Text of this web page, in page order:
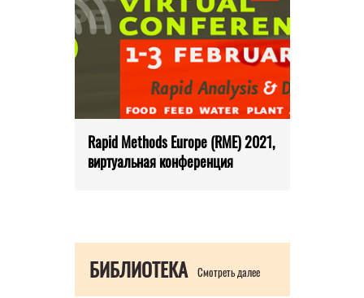
Rapid Methods Europe (RME) 2021,
виртуальная конференция
БИБЛИОТЕКА Смотреть далее